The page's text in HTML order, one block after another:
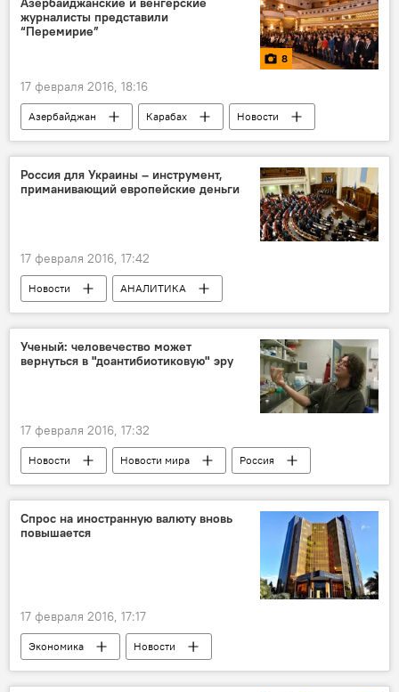
журналисты представили
“Перемирие”
8
17 февраля 2016, 18:16
Азербайджан Карабах
Новости
Фото
Культура
МУЛЬТИМЕДИА
Премьера
Россия для Украины – инструмент,
приманивающий европейские деньги
17 февраля 2016, 17:42
Новости
АНАЛИТИКА
Новости мира
Украина
Олег Кузнецов
Михаил Саакашвили
Отставка
Петр Порошенко
Ученый: человечество может
вернуться в "доантибиотиковую" эру
17 февраля 2016, 17:32
Новости Новости мира
Россия
ЖИЗНЬ
Спрос на иностранную валюту вновь
повышается
17 февраля 2016, 17:17
Экономика
Новости
Центральный банк АР
Валютные торги